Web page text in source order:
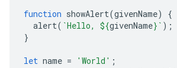
function showAlert(givenName)
{
alert( `Hello, ${givenName} ` );
}
let name = 'World' ;